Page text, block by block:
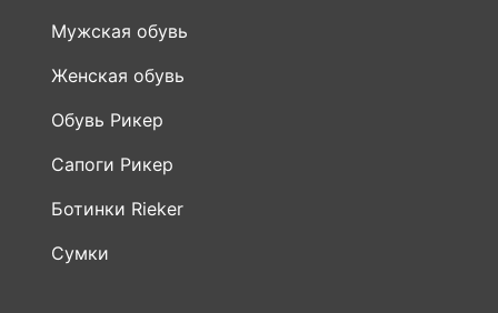
Мужская обувь
Женская обувь
Обувь Рикер
Сапоги Рикер
Ботинки Rieker
Сумки